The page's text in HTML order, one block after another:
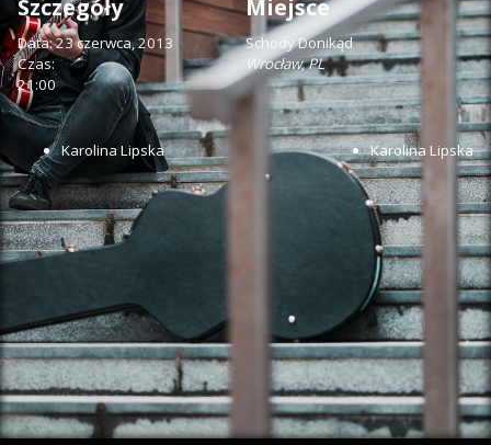
Szczegóły
Data:23 czerwca, 2013
Czas:
21:00
Miejsce
Schody Donikąd
Wrocław,PL
Karolina Lipska Karolina Lipska